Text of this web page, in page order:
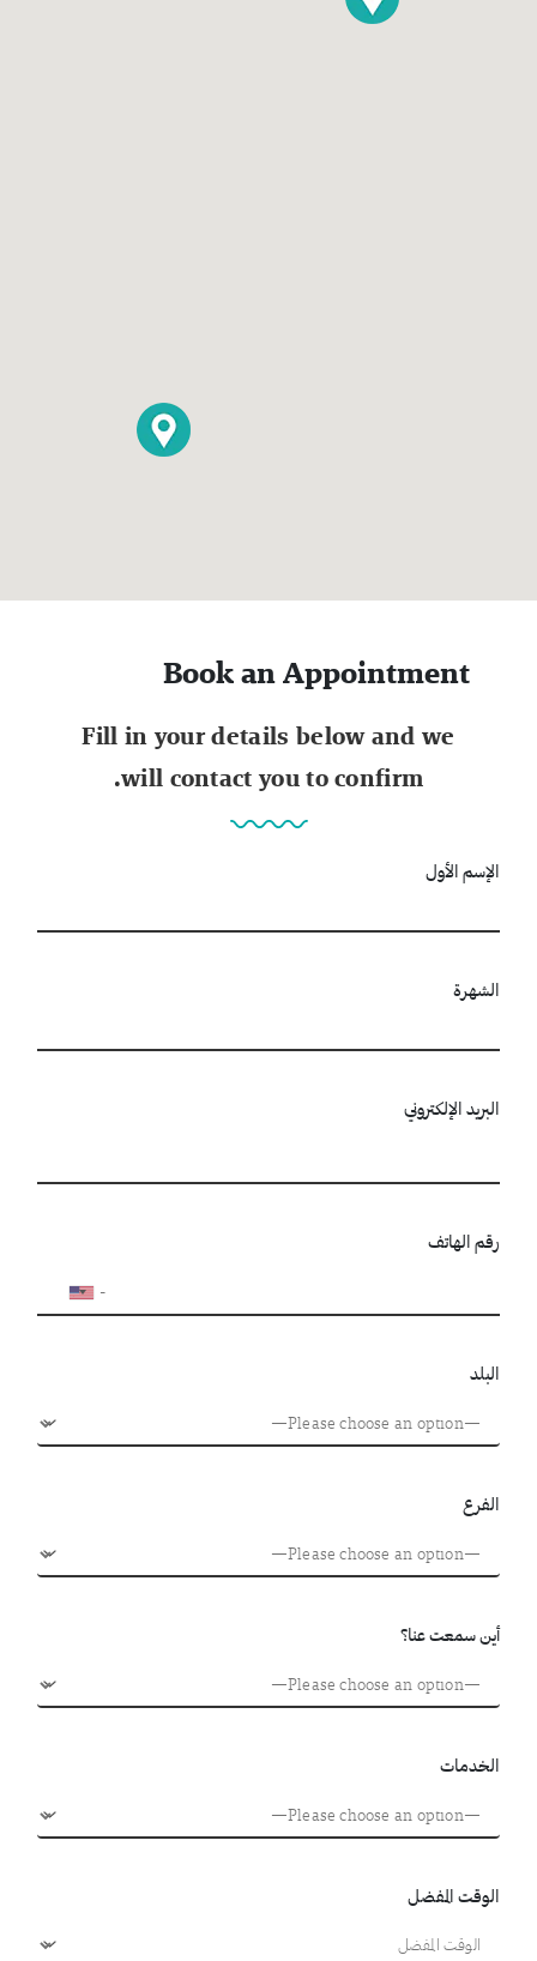
Book an Appointment
Fill in your details below and we
will contact you to confirm.
الإسم الأول
الشهرة
البريد الإلكتروني
رقم الهاتف
البلد
الفرع
أين سمعت عنا؟
الخدمات
الوقت المفضل